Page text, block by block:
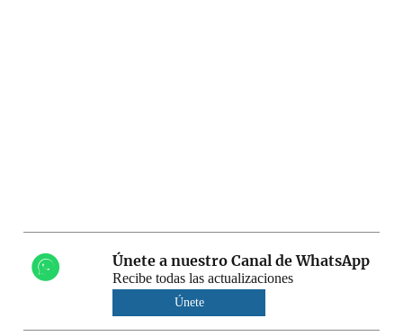
Únete a nuestro Canal de WhatsApp
Recibe todas las actualizaciones
Únete